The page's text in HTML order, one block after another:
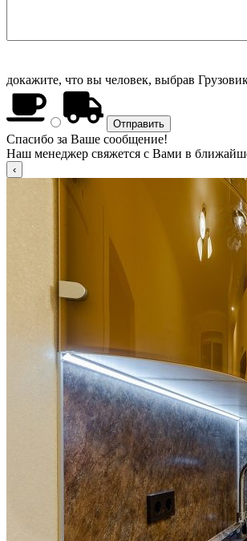
докажите, что вы человек, выбрав
Спасибо за Ваше сообщение!
Наш менеджер свяжется с Вами в